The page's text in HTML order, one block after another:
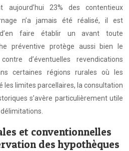
aujourd’hui 23% des contentieux
n’a jamais été réalisé, il est
faire établir un avant toute
préventive protège aussi bien le
d’éventuelles revendications
certaines régions rurales où les
limites parcellaires, la consultation
s’avère particulièrement utile
et conventionnelles
des hypothèques